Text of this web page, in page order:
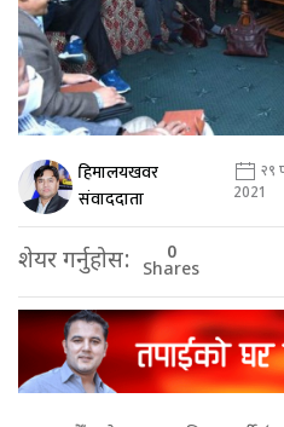
हिमालयखवर
संवाददाता
२९
2021
शेयर गर्नुहोस: 0
Shares